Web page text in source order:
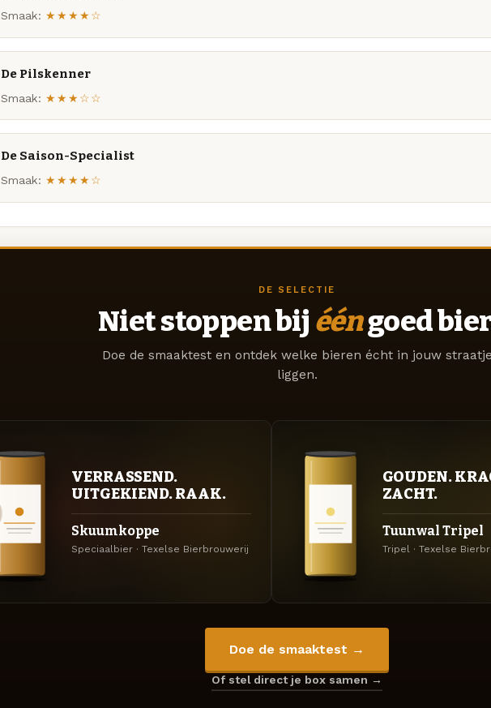
Smaak: ★★★★☆
De Pilskenner
Smaak: ★★★☆☆
De Saison-Specialist
Smaak: ★★★★☆
DE SELECTIE
Niet stoppen bij ééngoed
Doe de smaaktest en ontdek welke bieren écht in jouw straatje
liggen.
VERRASSEND.
UITGEKIEND. RAAK.
Skuumkoppe
Speciaalbier · Texelse Bierbrouwerij
GOUDEN.
ZACHT.
Tuunwal Tripel
Tripel · Texelse
Doe de smaaktest →
Of stel direct je box samen →